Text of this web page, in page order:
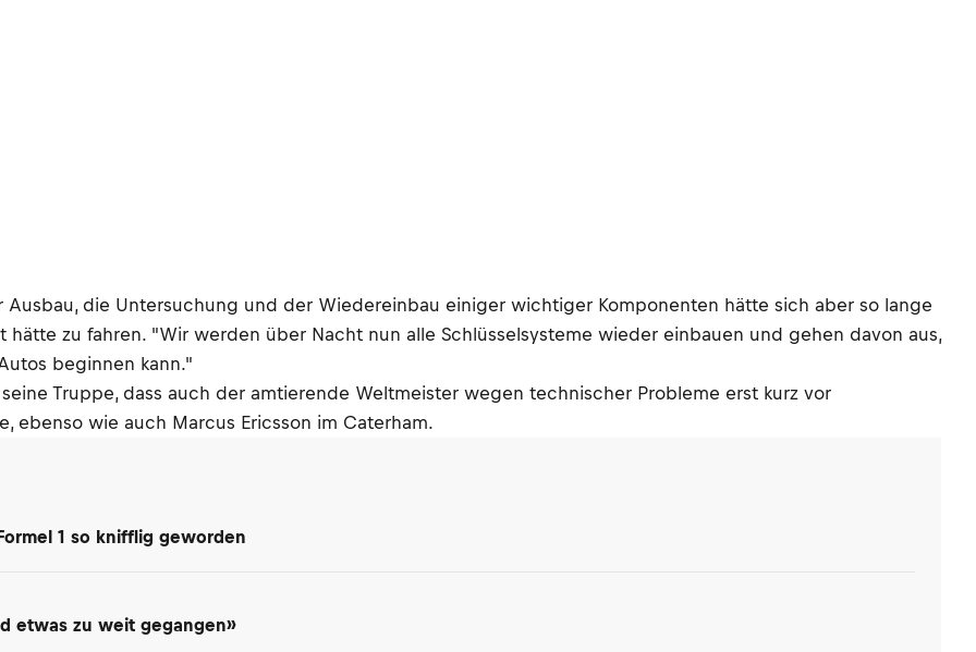
Ausbau, die Untersuchung und der Wiedereinbau einiger wichtiger Komponenten hätte sich aber so lange
zu fahren. "Wir werden über Nacht nun alle Schlüsselsysteme wieder einbauen und gehen davon aus,
beginnen kann."
Truppe, dass auch der amtierende Weltmeister wegen technischer Probleme erst kurz vor
ebenso wie auch Marcus Ericsson im Caterham.
1 so knifflig geworden
etwas zu weit gegangen»